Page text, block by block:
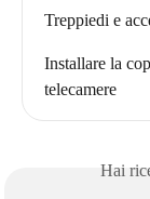
Treppiedi e
Installare la
telecamere
Hai